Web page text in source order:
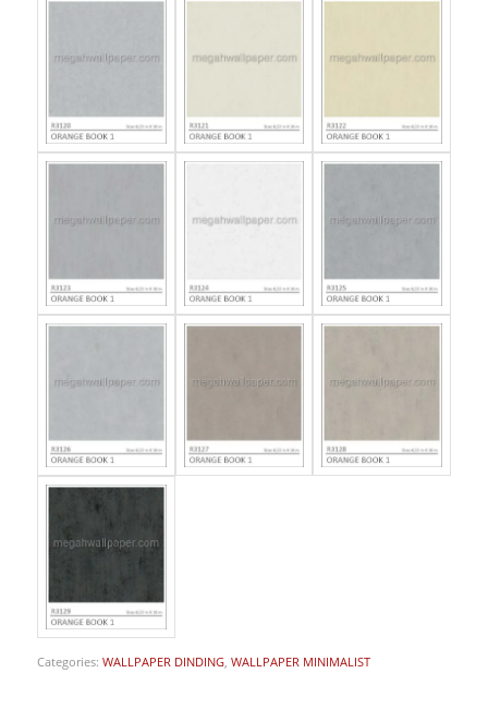
Categories: WALLPAPER DINDING, WALLPAPER MINIMALIST